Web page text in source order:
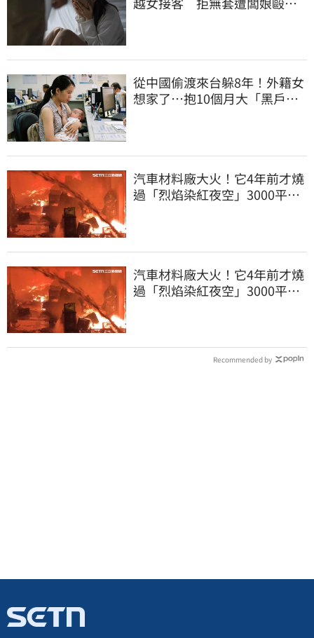
從中國偷渡來台躲8年！外籍女
想家了…抱10個月大「黑戶寶
汽車材料廠大火！它4年前才燒
過「烈焰染紅夜空」3000平方
汽車材料廠大火！它4年前才燒
過「烈焰染紅夜空」3000平方
Recommended by